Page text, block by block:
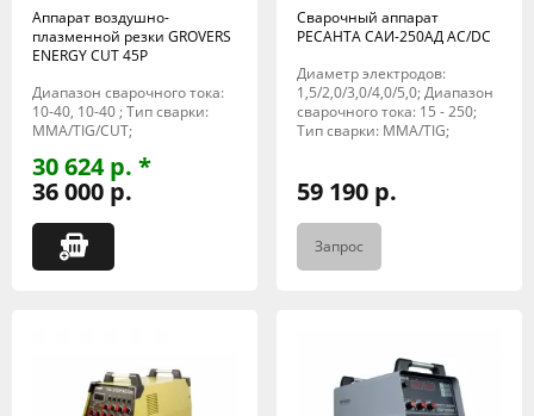
Аппарат воздушно-
плазменной резки GROVERS
ENERGY CUT 45P
Диапазон сварочного тока:
10-40, 10-40 ; Тип сварки:
MMA/TIG/CUT;
30 624 р. *
36 000 р.
Сварочный аппарат
РЕСАНТА САИ-250АД AC/DC
Диаметр электродов:
1,5/2,0/3,0/4,0/5,0; Диапазон
сварочного тока: 15 - 250;
Тип сварки: MMA/TIG;
59 190 р.
Запрос